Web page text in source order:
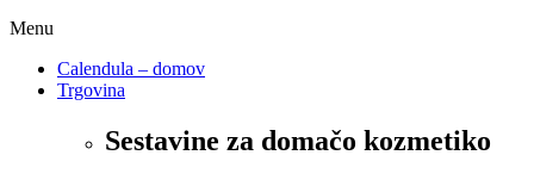
Menu
Calendula – domov
Trgovina
Sestavine za domačo kozmetiko